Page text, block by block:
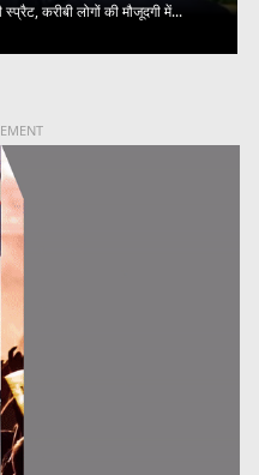
करीबी लोगों की मौजूदगी में...